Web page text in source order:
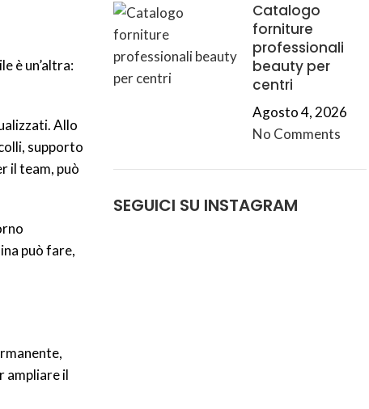
è un’altra:
Allo
supporto
il team, può
può fare,
ampliare il
Catalogo
forniture
professionali
beauty per
centri
Agosto 4, 2026
No Comments
SEGUICI SU INSTAGRAM